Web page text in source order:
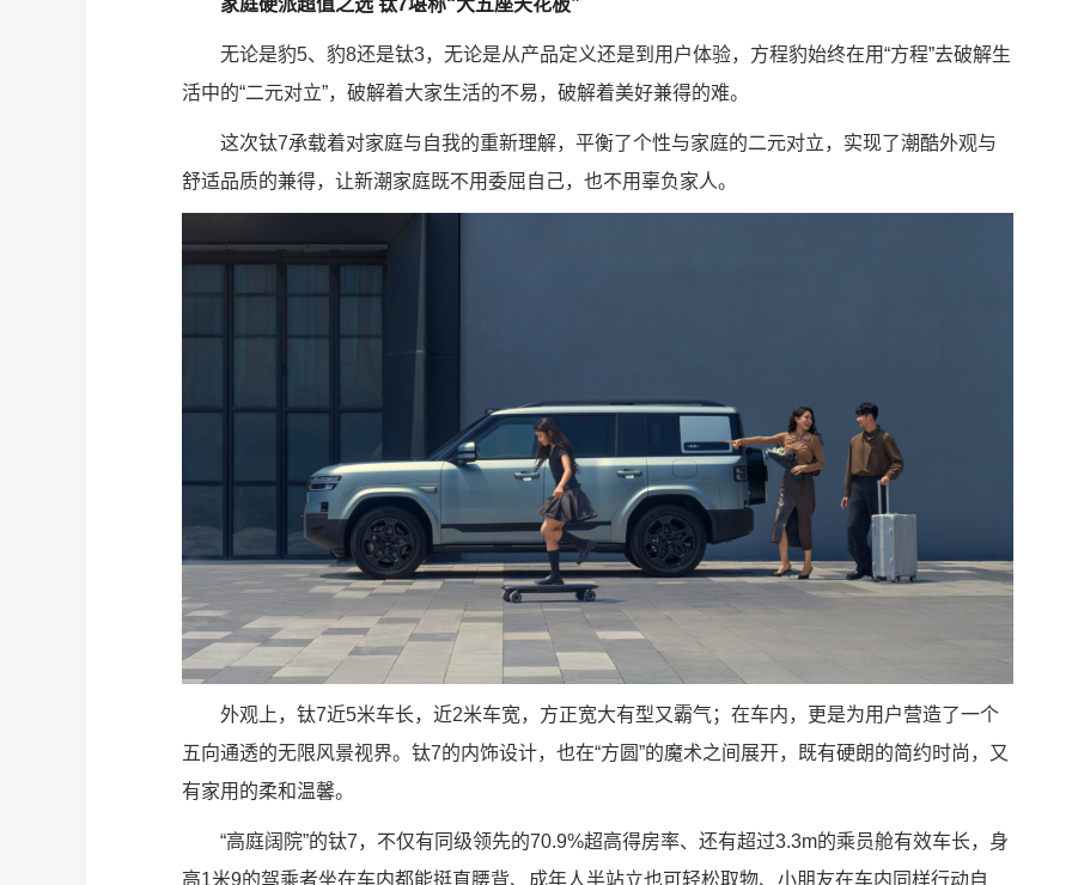
家庭硬派超值之选 钛7堪称“大五座天花板”
无论是豹5、豹8还是钛3，无论是从产品定义还是到用户体验，方程豹始终在用“方程”去破解生
活中的“二元对立”，破解着大家生活的不易，破解着美好兼得的难。
这次钛7承载着对家庭与自我的重新理解，平衡了个性与家庭的二元对立，实现了潮酷外观与
舒适品质的兼得，让新潮家庭既不用委屈自己，也不用辜负家人。
外观上，钛7近5米车长，近2米车宽，方正宽大有型又霸气；在车内，更是为用户营造了一个
五向通透的无限风景视界。钛7的内饰设计，也在“方圆”的魔术之间展开，既有硬朗的简约时尚，又
有家用的柔和温馨。
“高庭阔院”的钛7，不仅有同级领先的70.9%超高得房率、还有超过3.3m的乘员舱有效车长，身
高1米9的驾乘者坐在车内都能挺直腰背、成年人半站立也可轻松取物、小朋友在车内同样行动自